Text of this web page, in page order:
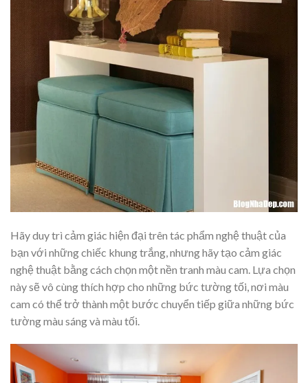
Hãy duy trì cảm giác hiện đại trên tác phẩm nghệ thuật của
bạn với những chiếc khung trắng, nhưng hãy tạo cảm giác
nghệ thuật bằng cách chọn một nền tranh màu cam. Lựa chọn
này sẽ vô cùng thích hợp cho những bức tường tối, nơi màu
cam có thể trở thành một bước chuyển tiếp giữa những bức
tường màu sáng và màu tối.